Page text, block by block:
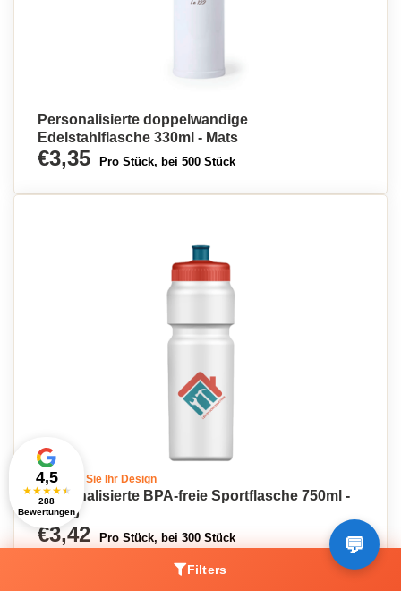
Personalisierte doppelwandige
Edelstahlflasche 330ml - Mats
€3,35 Pro Stück, bei 500 Stück
Erstellen Sie Ihr Design
Personalisierte BPA-freie Sportflasche 750ml -
Jakob
€3,42 Pro Stück, bei 300 Stück
Filters
4,5
★★★★★
288
Bewertungen